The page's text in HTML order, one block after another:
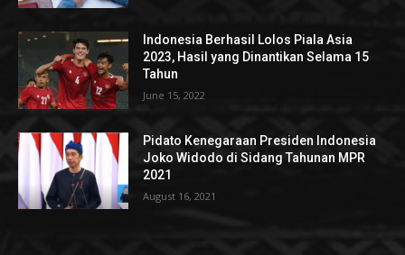
Indonesia Berhasil Lolos Piala Asia
2023, Hasil yang Dinantikan Selama 15
Tahun
June 15, 2022
Pidato Kenegaraan Presiden Indonesia
Joko Widodo di Sidang Tahunan MPR
2021
August 16, 2021